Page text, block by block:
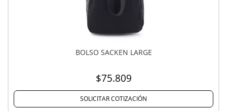
BOLSO SACKEN LARGE
$75.809
SOLICITAR COTIZACIÓN